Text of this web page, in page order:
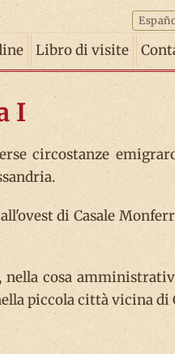
Libro di visite
I
circostanze
di Casale
cosa
piccola città vicina